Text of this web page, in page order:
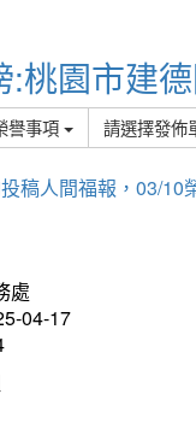
:桃園市建
譽事項 請選擇發佈
稿人間福報，03/10
處
04-17